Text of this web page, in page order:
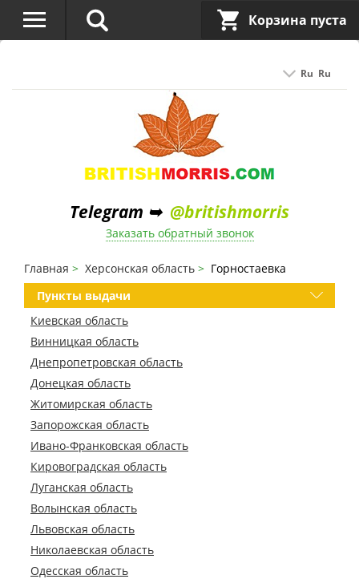
Ru Ru
Telegram ➥ @britishmorris
Заказать обратный звонок
Корзина пуста
Главная Херсонская область
Горностаевка
Пункты выдачи
Киевская область
Винницкая область
Днепропетровская область
Донецкая область
Житомирская область
Запорожская область
Ивано-Франковская область
Кировоградская область
Луганская область
Волынская область
Львовская область
Николаевская область
Одесская область